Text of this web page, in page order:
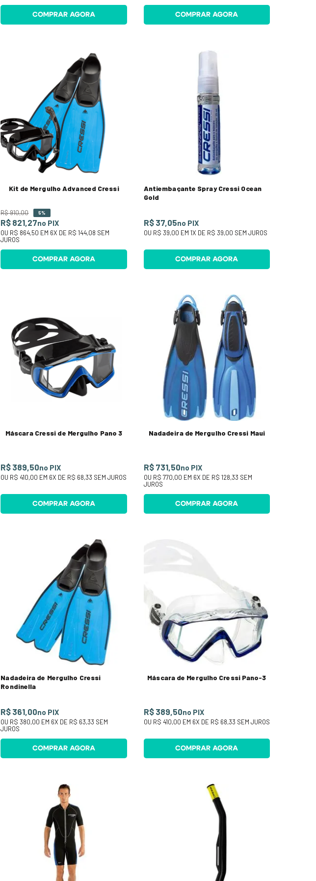
COMPRAR AGORA COMPRAR AGORA
Kit de Mergulho Advanced Cressi
R$910,00 5%
R$ 821,27no PIX
OU R$ 864,50 EM 6X DE R$ 144,08 SEM
JUROS
COMPRAR AGORA
Antiembaçante Spray Cressi Ocean
Gold
R$ 37,05no PIX
OU R$ 39,00 EM 1X DE R$ 39,00 SEM JUROS
COMPRAR AGORA
Máscara Cressi de Mergulho Pano 3
R$ 389,50no PIX
OU R$ 410,00 EM 6X DE R$ 68,33 SEM JUROS
COMPRAR AGORA
Nadadeira de Mergulho Cressi Maui
R$ 731,50no PIX
OU R$ 770,00 EM 6X DE R$ 128,33 SEM
JUROS
COMPRAR AGORA
Nadadeira de Mergulho Cressi
Rondinella
R$ 361,00no PIX
OU R$ 380,00 EM 6X DE R$ 63,33 SEM
JUROS
COMPRAR AGORA
Máscara de Mergulho Cressi Pano-3
R$ 389,50no PIX
OU R$ 410,00 EM 6X DE R$ 68,33 SEM JUROS
COMPRAR AGORA